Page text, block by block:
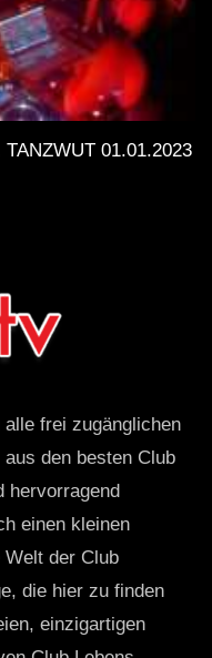
01.01.2023
frei zugänglichen
den besten Club
hervorragend
einen kleinen
der Club
die hier zu finden
einzigartigen